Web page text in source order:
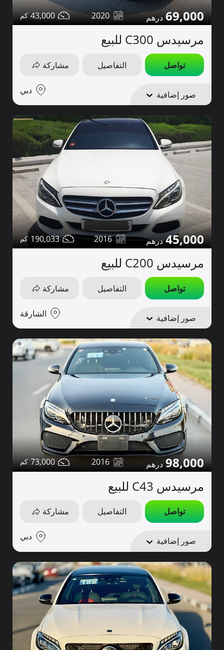
69,000
2020
43,000
مرسيدس C300 للبيع
تواصل التفاصيل مشاركة
صور إضافية دبي
45,000
2016
190,033
مرسيدس C200 للبيع
تواصل التفاصيل مشاركة
صور إضافية الشارقة
98,000
2016
73,000
مرسيدس C43 للبيع
تواصل التفاصيل مشاركة
صور إضافية دبي